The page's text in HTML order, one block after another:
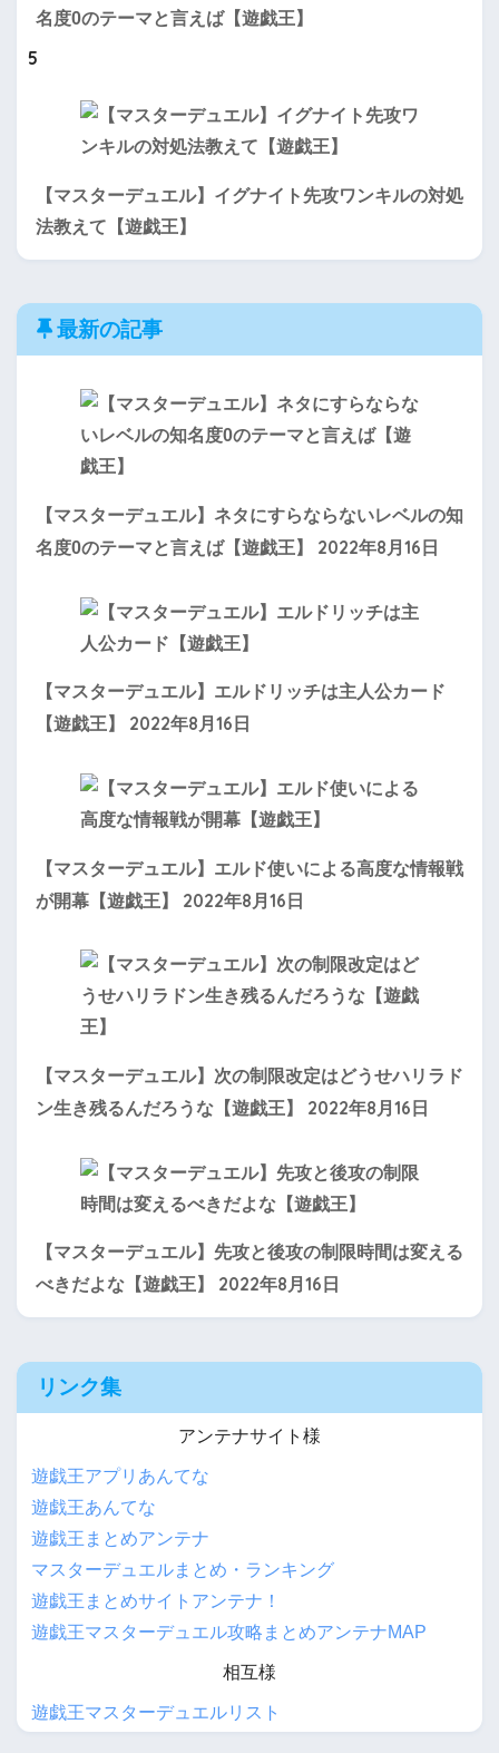
名度0のテーマと言えば【遊戯王】
5
【マスターデュエル】イグナイト先攻ワンキルの対処
法教えて【遊戯王】
最新の記事
【マスターデュエル】ネタにすらならないレベルの知
名度0のテーマと言えば【遊戯王】 2022年8月16日
【マスターデュエル】エルドリッチは主人公カード
【遊戯王】 2022年8月16日
【マスターデュエル】エルド使いによる高度な情報戦
が開幕【遊戯王】 2022年8月16日
【マスターデュエル】次の制限改定はどうせハリラド
ン生き残るんだろうな【遊戯王】 2022年8月16日
【マスターデュエル】先攻と後攻の制限時間は変える
べきだよな【遊戯王】 2022年8月16日
リンク集
アンテナサイト様
遊戯王アプリあんてな
遊戯王あんてな
遊戯王まとめアンテナ
マスターデュエルまとめ・ランキング
遊戯王まとめサイトアンテナ！
遊戯王マスターデュエル攻略まとめアンテナMAP
相互様
遊戯王マスターデュエルリスト